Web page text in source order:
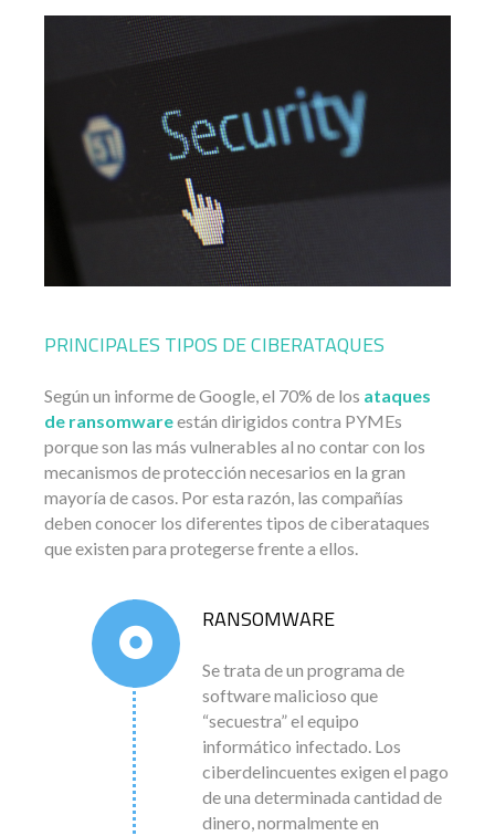
PRINCIPALES TIPOS DE CIBERATAQUES
Según un informe de Google, el 70% de los ataques
de ransomwareestán dirigidos contra PYMEs
porque son las más vulnerables al no contar con los
mecanismos de protección necesarios en la gran
mayoría de casos. Por esta razón, las compañías
deben conocer los diferentes tipos de ciberataques
que existen para protegerse frente a ellos.
RANSOMWARE
Se trata de un programa de
software malicioso que
“secuestra” el equipo
informático infectado. Los
ciberdelincuentes exigen el pago
de una determinada cantidad de
dinero, normalmente en